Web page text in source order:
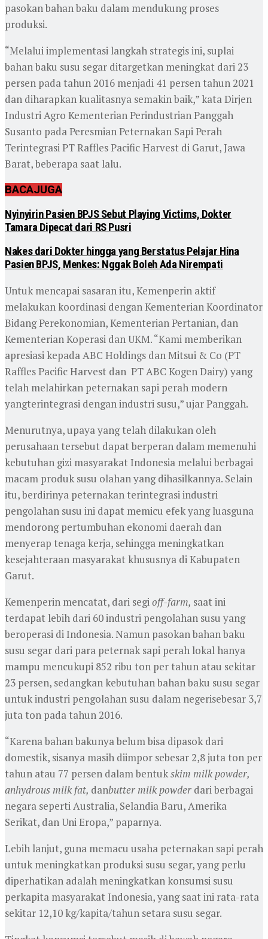
pasokan bahan baku dalam mendukung proses
produksi.
“Melalui implementasi langkah strategis ini, suplai
bahan baku susu segar ditargetkan meningkat dari 23
persen pada tahun 2016 menjadi 41 persen tahun 2021
dan diharapkan kualitasnya semakin baik,” kata Dirjen
Industri Agro Kementerian Perindustrian Panggah
Susanto pada Peresmian Peternakan Sapi Perah
Terintegrasi PT Raffles Pacific Harvest di Garut, Jawa
Barat, beberapa saat lalu.
BACAJUGA
Nyinyirin Pasien BPJS Sebut Playing Victims, Dokter
Tamara Dipecat dari RS Pusri
Nakes dari Dokter hingga yang Berstatus Pelajar Hina
Pasien BPJS, Menkes: Nggak Boleh Ada Nirempati
Untuk mencapai sasaran itu, Kemenperin aktif
melakukan koordinasi dengan Kementerian Koordinator
Bidang Perekonomian, Kementerian Pertanian, dan
Kementerian Koperasi dan UKM. “Kami memberikan
apresiasi kepada ABC Holdings dan Mitsui & Co (PT
Raffles Pacific Harvest dan PT ABC Kogen Dairy) yang
telah melahirkan peternakan sapi perah modern
yangterintegrasi dengan industri susu,” ujar Panggah.
Menurutnya, upaya yang telah dilakukan oleh
perusahaan tersebut dapat berperan dalam memenuhi
kebutuhan gizi masyarakat Indonesia melalui berbagai
macam produk susu olahan yang dihasilkannya. Selain
itu, berdirinya peternakan terintegrasi industri
pengolahan susu ini dapat memicu efek yang luasguna
mendorong pertumbuhan ekonomi daerah dan
menyerap tenaga kerja, sehingga meningkatkan
kesejahteraan masyarakat khususnya di Kabupaten
Garut.
Kemenperin mencatat, dari segioff-farm, saat ini
terdapat lebih dari 60 industri pengolahan susu yang
beroperasi di Indonesia. Namun pasokan bahan baku
susu segar dari para peternak sapi perah lokal hanya
mampu mencukupi 852 ribu ton per tahun atau sekitar
23 persen, sedangkan kebutuhan bahan baku susu segar
untuk industri pengolahan susu dalam negerisebesar 3,7
juta ton pada tahun 2016.
“Karena bahan bakunya belum bisa dipasok dari
domestik, sisanya masih diimpor sebesar 2,8 juta ton per
tahun atau 77 persen dalam bentukskim milk powder,
anhydrous milk fat, danbutter milk powder dari berbagai
negara seperti Australia, Selandia Baru, Amerika
Serikat, dan Uni Eropa,” paparnya.
Lebih lanjut, guna memacu usaha peternakan sapi perah
untuk meningkatkan produksi susu segar, yang perlu
diperhatikan adalah meningkatkan konsumsi susu
perkapita masyarakat Indonesia, yang saat ini rata-rata
sekitar 12,10 kg/kapita/tahun setara susu segar.